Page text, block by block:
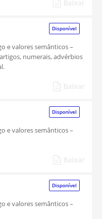
Disponível
e valores semânticos –
numerais, advérbios
Disponível
e valores semânticos –
Disponível
e valores semânticos –